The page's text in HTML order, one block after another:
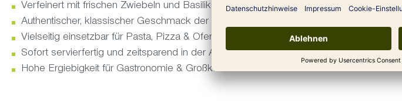
Verfeinert mit frischen Zwiebeln und Basilikum
Authentischer, klassischer Geschmack der italienischen Küche
Vielseitig einsetzbar für Pasta, Pizza & Ofengerichte
Sofort servierfertig und zeitsparend in der Anwendung
Hohe Ergiebigkeit für Gastronomie & Großküche